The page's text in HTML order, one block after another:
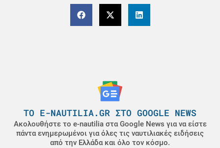
ΤΟ E-NAUTILIA.GR ΣΤΟ GOOGLE NEWS
Ακολουθήστε το e-nautilia στα Google News για να είστε
πάντα ενημερωμένοι για όλες τις ναυτιλιακές ειδήσεις
από την Ελλάδα και όλο τον κόσμο.